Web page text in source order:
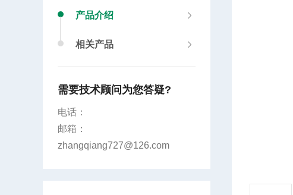
产品介绍
相关产品
需要技术顾问为您答疑?
电话：
邮箱：
zhangqiang727@126.com